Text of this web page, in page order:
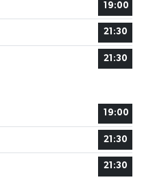
19:00
21:30
21:30
19:00
21:30
21:30